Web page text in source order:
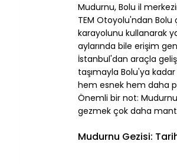
Mudurnu, Bolu il
TEM Otoyolu'ndan Bolu
karayolunu kullanarak
aylarında bile erişim
İstanbul'dan araçla
taşımayla Bolu'ya
hem esnek hem daha
Önemli bir not:
gezmek çok daha
Mudurnu Gezisi: